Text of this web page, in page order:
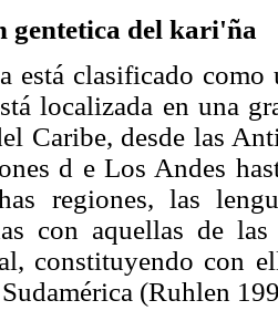
gentetica del kari'ña
está clasificado como
localizada en una
Caribe, desde las
d e Los Andes
regiones, las
con aquellas de
constituyendo con
(Ruhlen